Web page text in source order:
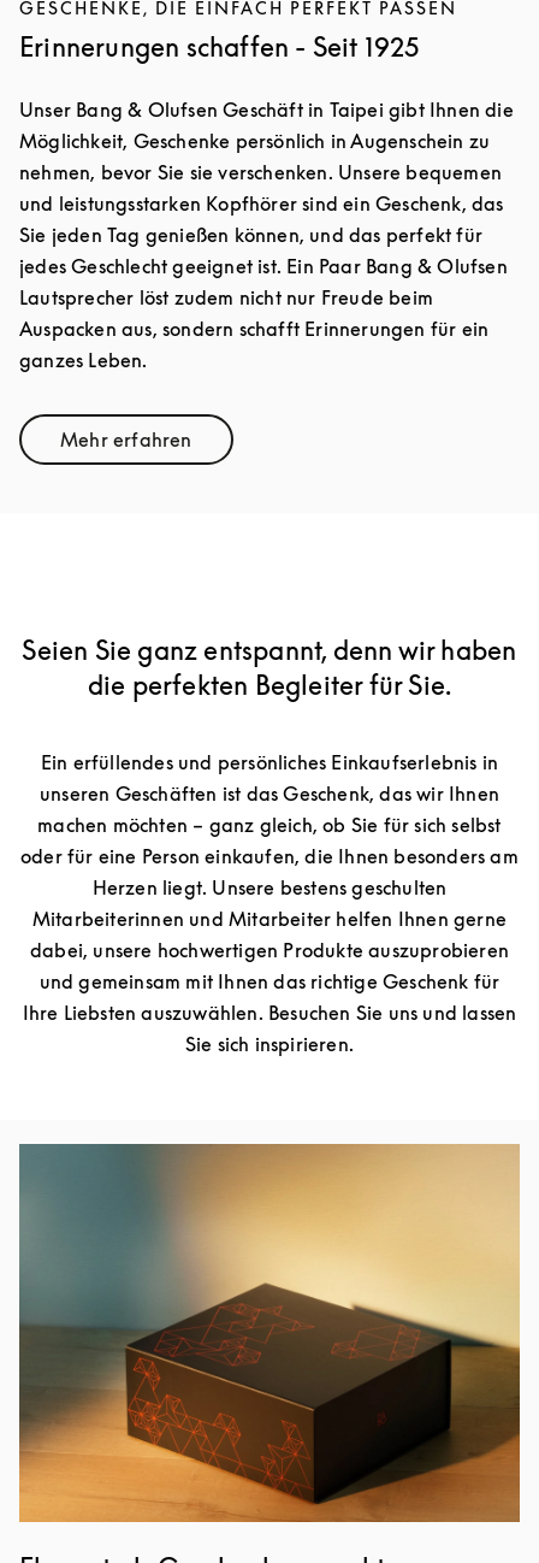
GESCHENKE, DIE EINFACH PERFEKT PASSEN
Erinnerungen schaffen - Seit 1925
Unser Bang & Olufsen Geschäft in Taipei gibt Ihnen die
Möglichkeit, Geschenke persönlich in Augenschein zu
nehmen, bevor Sie sie verschenken. Unsere bequemen
und leistungsstarken Kopfhörer sind ein Geschenk, das
Sie jeden Tag genießen können, und das perfekt für
jedes Geschlecht geeignet ist. Ein Paar Bang & Olufsen
Lautsprecher löst zudem nicht nur Freude beim
Auspacken aus, sondern schafft Erinnerungen für ein
ganzes Leben.
Mehr erfahrenLink Opens in New Tab
Seien Sie ganz entspannt, denn wir haben
die perfekten Begleiter für Sie.
Ein erfüllendes und persönliches Einkaufserlebnis in
unseren Geschäften ist das Geschenk, das wir Ihnen
machen möchten – ganz gleich, ob Sie für sich selbst
oder für eine Person einkaufen, die Ihnen besonders am
Herzen liegt. Unsere bestens geschulten
Mitarbeiterinnen und Mitarbeiter helfen Ihnen gerne
dabei, unsere hochwertigen Produkte auszuprobieren
und gemeinsam mit Ihnen das richtige Geschenk für
Ihre Liebsten auszuwählen. Besuchen Sie uns und lassen
Sie sich inspirieren.